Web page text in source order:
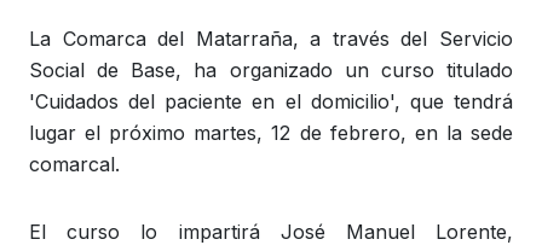
La Comarca del Matarraña, a través del Servicio
Social de Base, ha organizado un curso titulado
'Cuidados del paciente en el domicilio', que tendrá
lugar el próximo martes, 12 de febrero, en la sede
comarcal.
El curso lo impartirá José Manuel Lorente,